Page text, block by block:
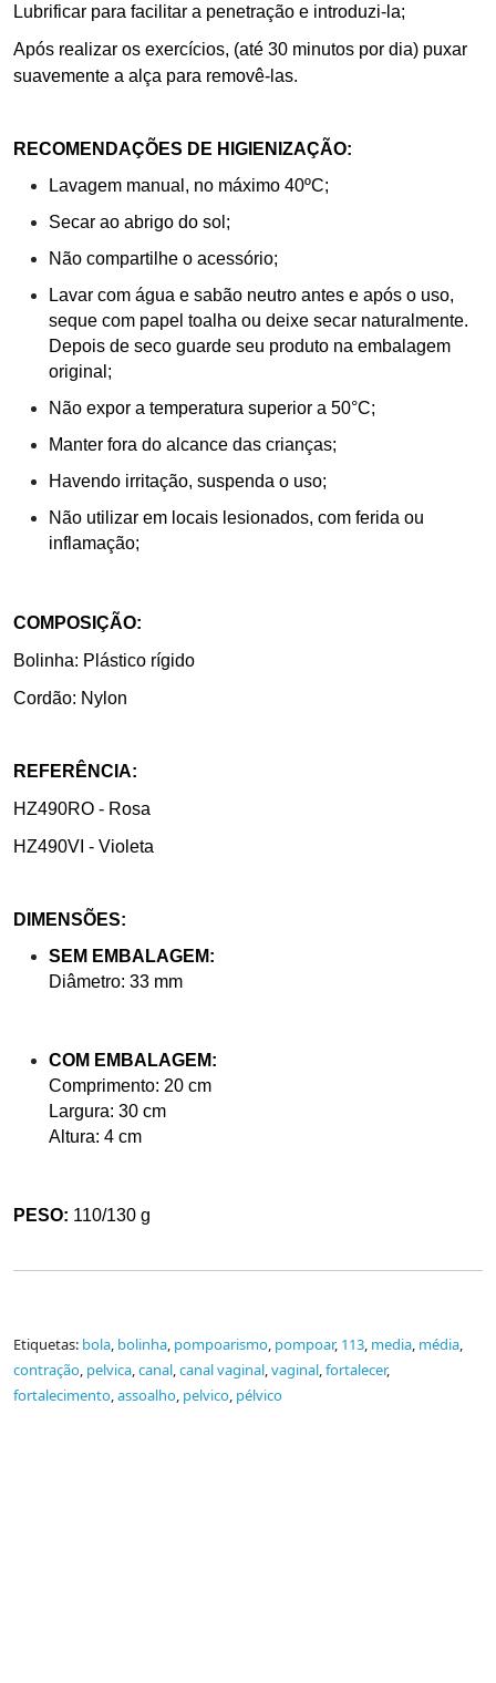
Lubrificar para facilitar a penetração e introduzi-la;
Após realizar os exercícios, (até 30 minutos por dia) puxar
suavemente a alça para removê-las.
RECOMENDAÇÕES DE HIGIENIZAÇÃO:
Lavagem manual, no máximo 40ºC;
Secar ao abrigo do sol;
Não compartilhe o acessório;
Lavar com água e sabão neutro antes e após o uso,
seque com papel toalha ou deixe secar naturalmente.
Depois de seco guarde seu produto na embalagem
original;
Não expor a temperatura superior a 50°C;
Manter fora do alcance das crianças;
Havendo irritação, suspenda o uso;
Não utilizar em locais lesionados, com ferida ou
inflamação;
COMPOSIÇÃO:
Bolinha: Plástico rígido
Cordão: Nylon
REFERÊNCIA:
HZ490RO - Rosa
HZ490VI - Violeta
DIMENSÕES:
SEM EMBALAGEM:
Diâmetro: 33 mm
COM EMBALAGEM:
Comprimento: 20 cm
Largura: 30 cm
Altura: 4 cm
PESO: 110/130 g
Etiquetas: bola, bolinha, pompoarismo, pompoar, 113, media, média,
contração, pelvica,canal,canal vaginal,vaginal,fortalecer,
fortalecimento,assoalho, pelvico, pélvico